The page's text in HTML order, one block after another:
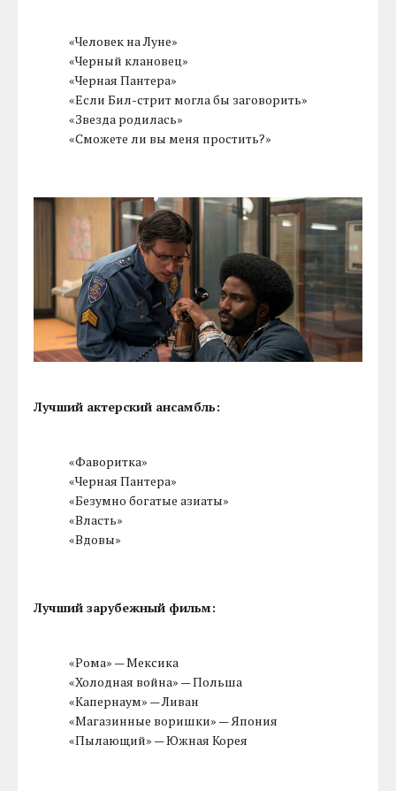
«Человек на Луне»
«Черный клановец»
«Черная Пантера»
«Если Бил-стрит могла бы заговорить»
«Звезда родилась»
«Сможете ли вы меня простить?»
Лучший актерский ансамбль:
«Фаворитка»
«Черная Пантера»
«Безумно богатые азиаты»
«Власть»
«Вдовы»
Лучший зарубежный фильм:
«Рома» — Мексика
«Холодная война» — Польша
«Капернаум» — Ливан
«Магазинные воришки» — Япония
«Пылающий» — Южная Корея